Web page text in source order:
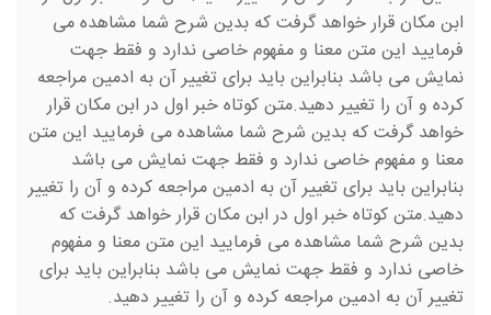
ابن مکان قرار خواهد گرفت که بدین شرح شما مشاهده می
فرمایید این متن معنا و مفهوم خاصی ندارد و فقط جهت
نمایش می باشد بنابراین باید برای تغییر آن به ادمین مراجعه
کرده و آن را تغییر دهید.متن کوتاه خبر اول در ابن مکان قرار
خواهد گرفت که بدین شرح شما مشاهده می فرمایید این متن
معنا و مفهوم خاصی ندارد و فقط جهت نمایش می باشد
بنابراین باید برای تغییر آن به ادمین مراجعه کرده و آن را تغییر
دهید.متن کوتاه خبر اول در ابن مکان قرار خواهد گرفت که
بدین شرح شما مشاهده می فرمایید این متن معنا و مفهوم
خاصی ندارد و فقط جهت نمایش می باشد بنابراین باید برای
تغییر آن به ادمین مراجعه کرده و آن را تغییر دهید.